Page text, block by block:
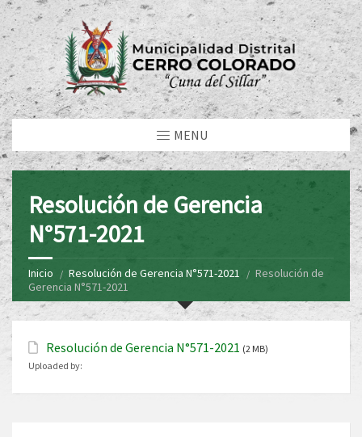
MENU
Resolución de Gerencia
N°571-2021
Inicio Resolución de Gerencia N°571-2021
Resolución de
Gerencia N°571-2021
Resolución de Gerencia N°571-2021 (2 MB)
Uploaded by: